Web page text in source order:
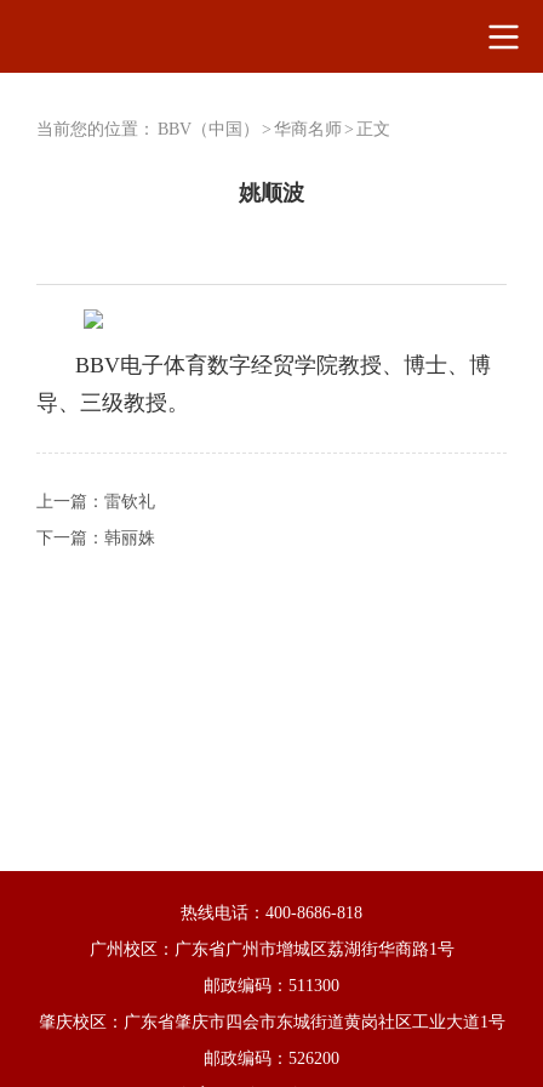
当前您的位置： BBV（中国） > 华商名师 > 正文
姚顺波
BBV电子体育数字经贸学院教授、博士、博
导、三级教授。
上一篇： 雷钦礼
下一篇： 韩丽姝
热线电话：400-8686-818
广州校区：广东省广州市增城区荔湖街华商路1号
邮政编码：511300
肇庆校区：广东省肇庆市四会市东城街道黄岗社区工业大道1号
邮政编码：526200